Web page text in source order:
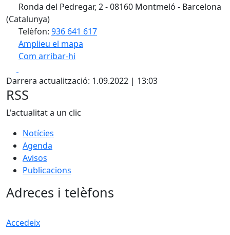
Ronda del Pedregar, 2 - 08160 Montmeló - Barcelona
(Catalunya)
Telèfon: 936 641 617
Amplieu el mapa
Com arribar-hi
+
−
Darrera actualització: 1.09.2022 | 13:03
RSS
L'actualitat a un clic
Notícies
Agenda
Avisos
Publicacions
Adreces i telèfons
Accedeix